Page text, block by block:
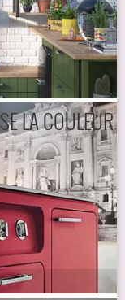
LA COULEUR